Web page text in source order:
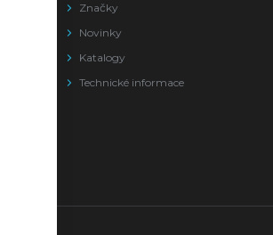
Značky
Novinky
Katalogy
Technické informace